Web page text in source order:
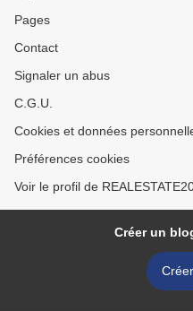
Pages
Contact
Signaler un abus
C.G.U.
Cookies et données
Préférences cookies
Voir le profil de
Créer un